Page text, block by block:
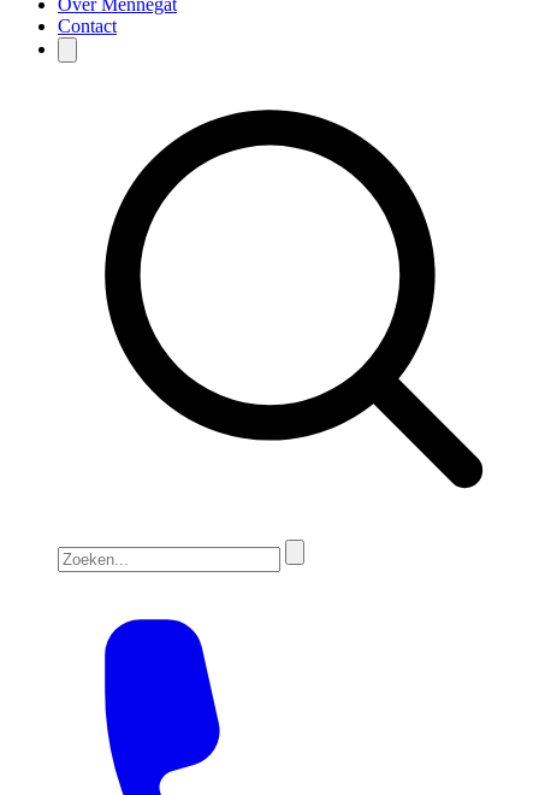
Over Mennegat
Contact